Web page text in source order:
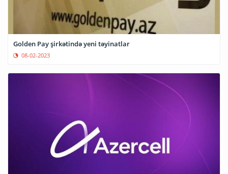
Golden Pay şirkətində yeni təyinatlar
08-02-2023